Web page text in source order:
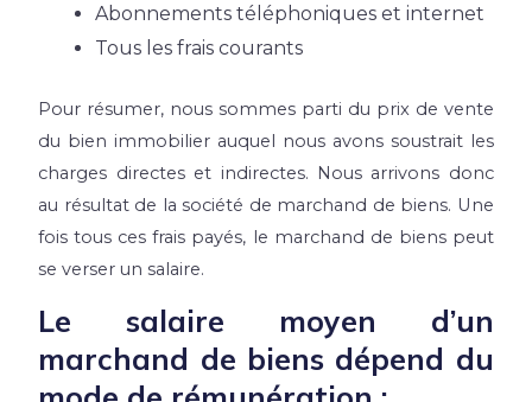
Abonnements téléphoniques et internet
Tous les frais courants
Pour résumer, nous sommes parti du prix de vente
du bien immobilier auquel nous avons soustrait les
charges directes et indirectes. Nous arrivons donc
au résultat de la société de marchand de biens. Une
fois tous ces frais payés, le marchand de biens peut
se verser un salaire.
Le salaire moyen d’un
marchand de biens dépend du